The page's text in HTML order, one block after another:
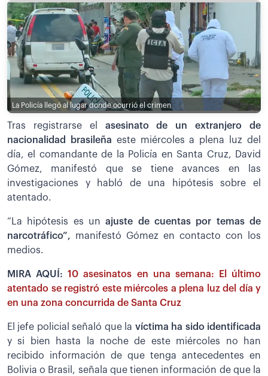
La Policía llegó al lugar donde ocurrió el crimen
Tras registrarse el asesinato de un extranjero de
nacionalidad brasileña este miércoles a plena luz del
día, el comandante de la Policía en Santa Cruz, David
Gómez, manifestó que se tiene avances en las
investigaciones y habló de una hipótesis sobre el
atentado.
“La hipótesis es unajuste de cuentas por temas de
narcotráfico”, manifestó Gómez en contacto con los
medios.
MIRA AQUÍ:10 asesinatos en una semana: El último
atentado se registró este miércoles a plena luz del día y
en una zona concurrida de Santa Cruz
El jefe policial señaló que la víctima ha sido identificada
y si bien hasta la noche de este miércoles no han
recibido información de que tenga antecedentes en
Bolivia o Brasil, señala que tienen información de que la